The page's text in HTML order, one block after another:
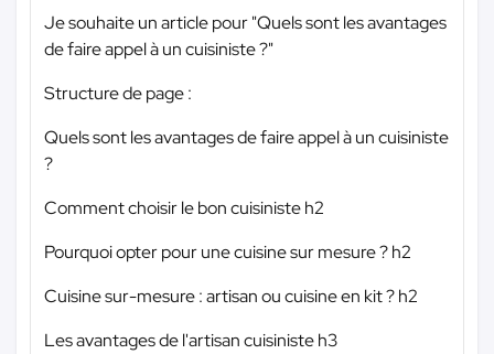
Je souhaite un article pour "Quels sont les avantages
de faire appel à un cuisiniste ?"
Structure de page :
Quels sont les avantages de faire appel à un cuisiniste
?
Comment choisir le bon cuisiniste h2
Pourquoi opter pour une cuisine sur mesure ? h2
Cuisine sur-mesure : artisan ou cuisine en kit ? h2
Les avantages de l'artisan cuisiniste h3